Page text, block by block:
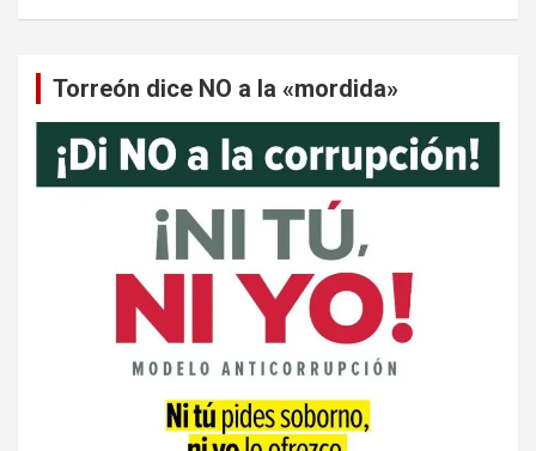
Torreón dice NO a la «mordida»